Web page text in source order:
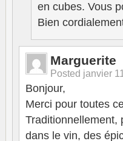
en cubes. Vous
Bien
Marguerite
Posted janvier
Bonjour,
Merci pour toutes
Traditionnellement,
dans le vin, des